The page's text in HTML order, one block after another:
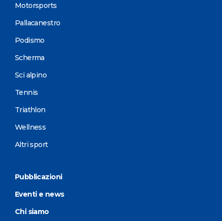
Motorsports
Pallacanestro
Podismo
Scherma
Sci alpino
Tennis
Triathlon
Wellness
Altri sport
Pubblicazioni
Eventi e news
Chi siamo